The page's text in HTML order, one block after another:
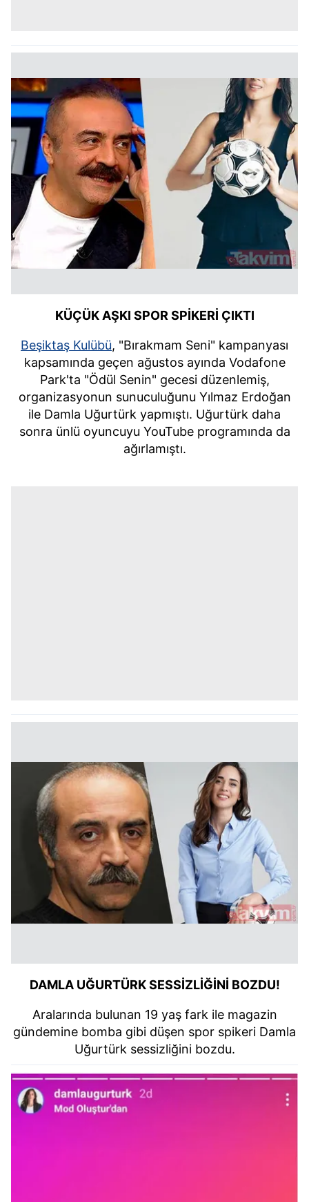
KÜÇÜK AŞKI SPOR SPİKERİ ÇIKTI
Beşiktaş Kulübü, "Bırakmam Seni" kampanyası
kapsamında geçen ağustos ayında Vodafone
Park'ta "Ödül Senin" gecesi düzenlemiş,
organizasyonun sunuculuğunu Yılmaz Erdoğan
ile Damla Uğurtürk yapmıştı. Uğurtürk daha
sonra ünlü oyuncuyu YouTube programında da
ağırlamıştı.
DAMLA UĞURTÜRK SESSİZLİĞİNİ BOZDU!
Aralarında bulunan 19 yaş fark ile magazin
gündemine bomba gibi düşen spor spikeri Damla
Uğurtürk sessizliğini bozdu.